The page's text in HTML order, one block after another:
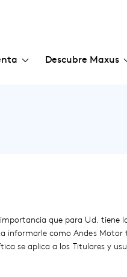
Descubre Maxus
que para Ud. tiene
como Andes Motor
se aplica a los Titulares y